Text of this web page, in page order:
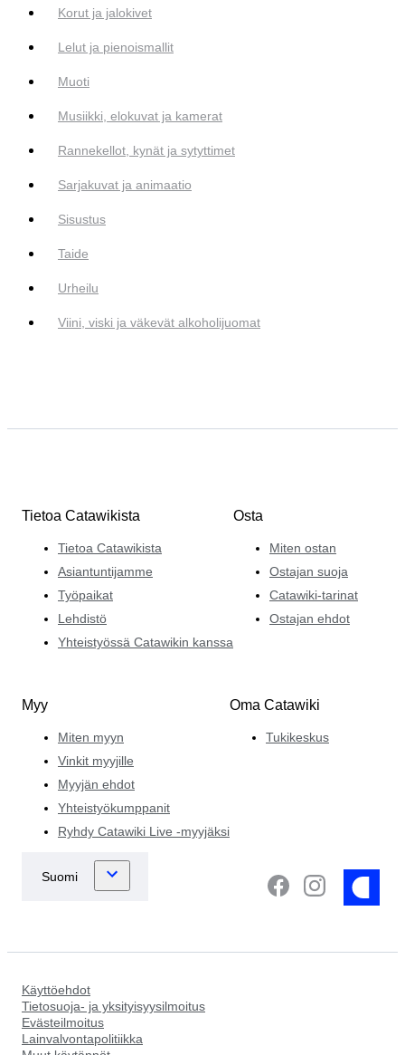
Korut ja jalokivet
Lelut ja pienoismallit
Muoti
Musiikki, elokuvat ja kamerat
Rannekellot, kynät ja sytyttimet
Sarjakuvat ja animaatio
Sisustus
Taide
Urheilu
Viini, viski ja väkevät alkoholijuomat
Tietoa Catawikista
Tietoa Catawikista
Asiantuntijamme
Työpaikat
Lehdistö
Yhteistyössä Catawikin kanssa
Osta
Miten ostan
Ostajan suoja
Catawiki-tarinat
Ostajan ehdot
Myy
Miten myyn
Vinkit myyjille
Myyjän ehdot
Yhteistyökumppanit
Ryhdy Catawiki Live -myyjäksi
Oma Catawiki
Tukikeskus
Käyttöehdot
Tietosuoja- ja yksityisyysilmoitus
Evästeilmoitus
Lainvalvontapolitiikka